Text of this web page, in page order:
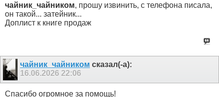
чайник_чайником, прошу извинить, с телефона писала,
он такой... затейник...
Доплист к книге продаж
чайник_чайником сказал(-а):
16.06.2026 22:06
Спасибо огромное за помощь!